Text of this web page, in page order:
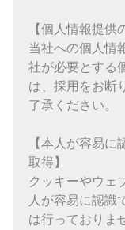
【個人情報提供
当社への個人情
社が必要とする
は、採用をお断
了承ください。
【本人が容易
取得】
クッキーやウェ
人が容易に認識
は行っておりま